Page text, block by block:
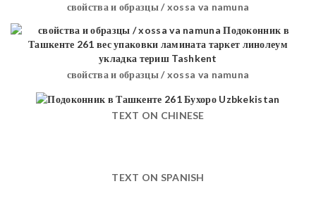
свойства и образцы / xossa va namuna
свойства и образцы / xossa va namuna
TEXT ON CHINESE
TEXT ON SPANISH